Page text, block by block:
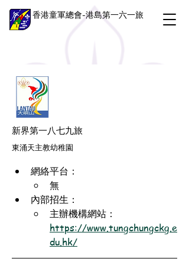
香港童軍總會-港島第一六一旅
新界第一八七九旅
東涌天主教幼稚園
網絡平台：
無
內部招生：
主辦機構網站：
https://www.tungchungckg.e
du.hk/